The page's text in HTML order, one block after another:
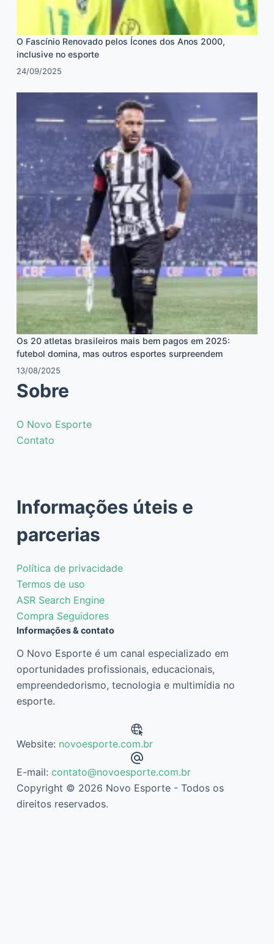
O Fascínio Renovado pelos Ícones dos Anos 2000,
inclusive no esporte
24/09/2025
Os 20 atletas brasileiros mais bem pagos em 2025:
futebol domina, mas outros esportes surpreendem
13/08/2025
Sobre
O Novo Esporte
Contato
Informações úteis e
parcerias
Política de privacidade
Termos de uso
ASR Search Engine
Compra Seguidores
Informações & contato
O Novo Esporte é um canal especializado em
oportunidades profissionais, educacionais,
empreendedorismo, tecnologia e multimídia no
esporte.
Website: novoesporte.com.br
E-mail: contato@novoesporte.com.br
Copyright © 2026 Novo Esporte - Todos os
direitos reservados.